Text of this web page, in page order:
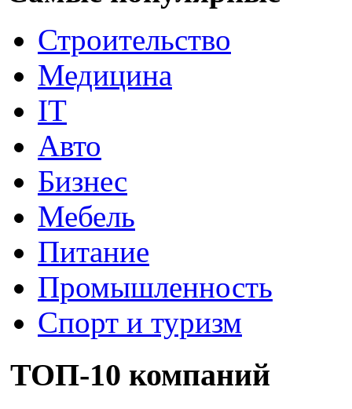
Строительство
Медицина
IT
Авто
Бизнес
Мебель
Питание
Промышленность
Спорт и туризм
ТОП-10 компаний